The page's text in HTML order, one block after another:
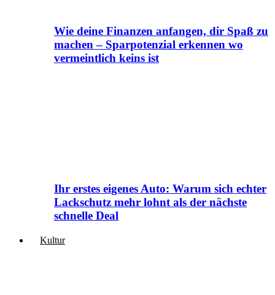
Wie deine Finanzen anfangen, dir Spaß zu
machen – Sparpotenzial erkennen wo
vermeintlich keins ist
Ihr erstes eigenes Auto: Warum sich echter
Lackschutz mehr lohnt als der nächste
schnelle Deal
Kultur